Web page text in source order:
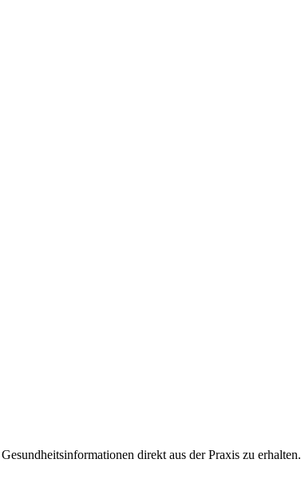
direkt aus der Praxis zu erhalten.